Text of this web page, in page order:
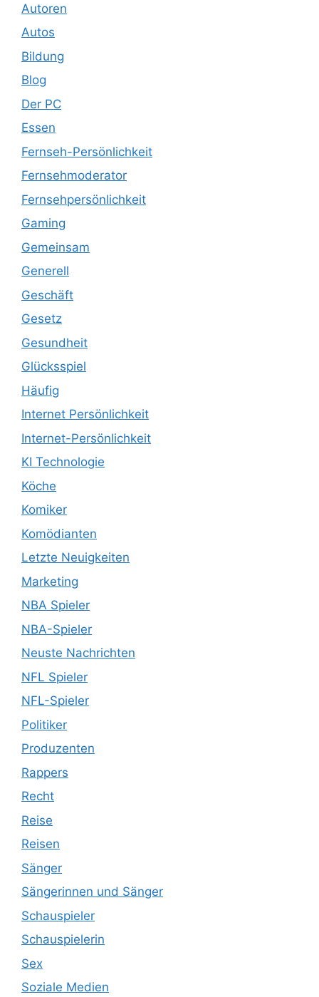
Autoren
Autos
Bildung
Blog
Der PC
Essen
Fernseh-Persönlichkeit
Fernsehmoderator
Fernsehpersönlichkeit
Gaming
Gemeinsam
Generell
Geschäft
Gesetz
Gesundheit
Glücksspiel
Häufig
Internet Persönlichkeit
Internet-Persönlichkeit
KI Technologie
Köche
Komiker
Komödianten
Letzte Neuigkeiten
Marketing
NBA Spieler
NBA-Spieler
Neuste Nachrichten
NFL Spieler
NFL-Spieler
Politiker
Produzenten
Rappers
Recht
Reise
Reisen
Sänger
Sängerinnen und Sänger
Schauspieler
Schauspielerin
Sex
Soziale Medien